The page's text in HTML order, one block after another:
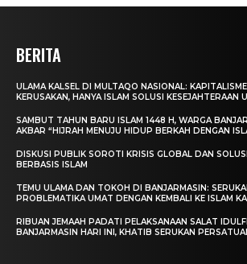
BERITA
ULAMA KALSEL DI MULTAQO NASIONAL:
KERUSAKAN, HANYA ISLAM SOLUSI KESEJAHTERAAN
SAMBUT TAHUN BARU ISLAM 1448 H, WARGA
AKBAR “HIJRAH MENUJU HIDUP BERKAH DENGAN
DISKUSI PUBLIK SOROTI KRISIS GLOBAL DAN
BERBASIS ISLAM
TEMU ULAMA DAN TOKOH DI BANJARMASIN:
PROBLEMATIKA UMAT DENGAN KEMBALI KE ISLAM
RIBUAN JEMAAH PADATI PELAKSANAAN SALAT
BANJARMASIN HARI INI, KHATIB SERUKAN